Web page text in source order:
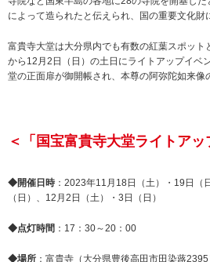
によって造られたと伝えられ、国の重要文化財
富貴寺大堂は大分県内でも有数の紅葉スポット
から12月2日（日）の土日にライトアップイベ
堂の正面扉が御開帳され、本尊の阿弥陀如来像
＜「国宝富貴寺大堂ライトア
◆開催日時：2023年11月18日（土）・19日（
（日）、12月2日（土）・3日（日）
◆点灯時間 ：17：30～20：00
◆場所 ：富貴寺（大分県豊後高田市田染蕗2395